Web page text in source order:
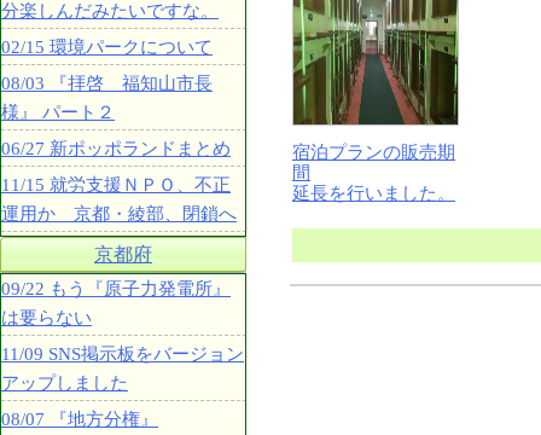
宿泊プランの販売期
間
延長を行いました。
分楽しんだみたいですな。
02/15 環境パークについて
08/03 『拝啓 福知山市長
様』 パート２
06/27 新ポッポランドまとめ
11/15 就労支援ＮＰＯ、不正
運用か 京都・綾部、閉鎖へ
京都府
09/22 もう『原子力発電所』
は要らない
11/09 SNS掲示板をバージョン
アップしました
08/07 『地方分権』